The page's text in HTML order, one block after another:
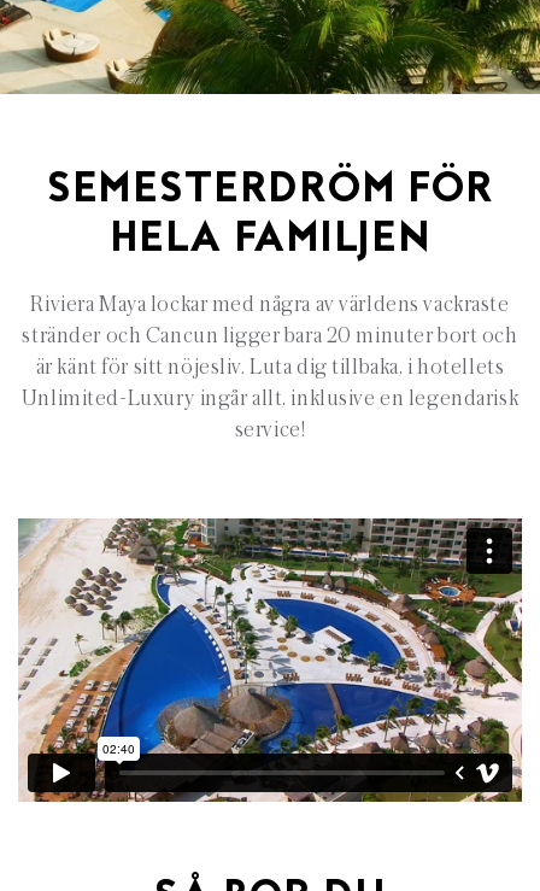
SEMESTERDRÖM FÖR
HELA FAMILJEN
Riviera Maya lockar med några av världens vackraste
stränder och Cancun ligger bara 20 minuter bort och
är känt för sitt nöjesliv. Luta dig tillbaka, i hotellets
Unlimited-Luxury ingår allt, inklusive en legendarisk
service!